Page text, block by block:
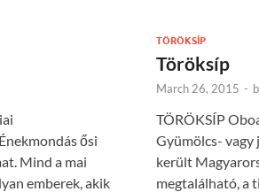
ősi
Mind a mai
emberek, akik
TÖRÖKSÍP
Töröksíp
March 26, 2015 -
TÖRÖKSÍP
Gyümölcs-
került
megtalálható, a